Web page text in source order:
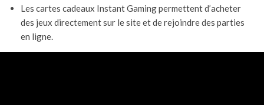
Les cartes cadeaux Instant Gaming permettent d’acheter
des jeux directement sur le site et de rejoindre des parties
en ligne.